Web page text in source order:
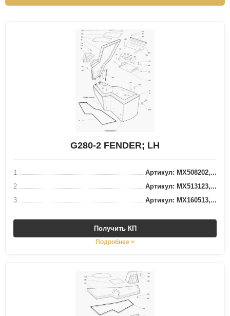
G280-2 FENDER; LH
1
Артикул: MX508202,...
2
Артикул: MX513123,...
3
Артикул: MX160513,...
Получить КП
Подробнее >